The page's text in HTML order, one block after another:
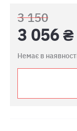
3 150
3 056 ₴
Немає в